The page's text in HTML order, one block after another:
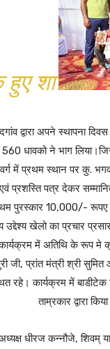
शा
द्वारा अपने स्थापना
धावको ने भाग
वर्ग में प्रथम स्थान पर कु.
पत्र देकर
पुरस्कार 10,000/-
खेलो का प्रचार
में अतिथि के रूप मे
जी, प्रांत मंत्री श्री सुमित
कार्यक्रम में बाडीटेक
ताम्रकार द्वारा
धीरज कन्नौजे, शिवम्